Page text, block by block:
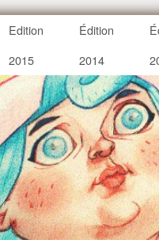
Edition
2015
Édition
2014